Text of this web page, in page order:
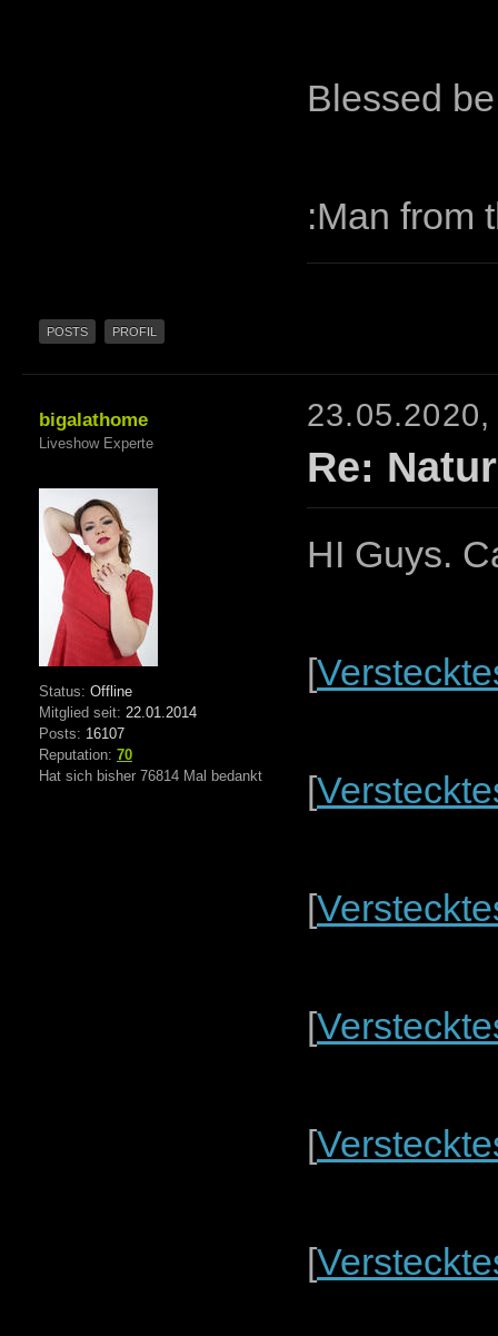
Blessed be
:Man from
POSTS PROFIL
bigalathome
Liveshow Experte
Status: Offline
Mitglied seit: 22.01.2014
Posts: 16107
Reputation: 70
Hat sich bisher 76814 Mal bedankt
Re:
HI Guys.
[
[
[
[
[
[